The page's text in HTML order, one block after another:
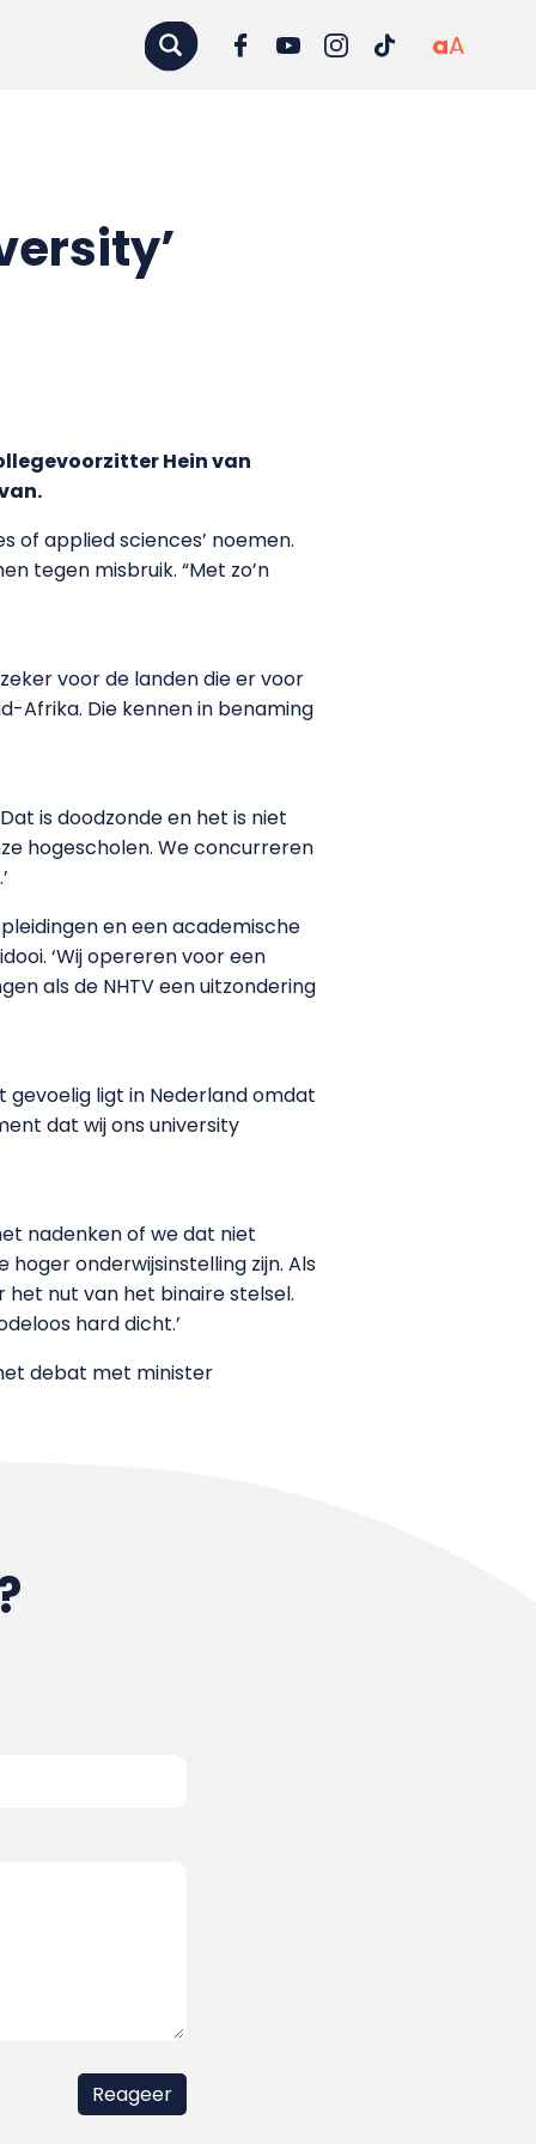
aA
Hein van
of applied sciences’ noemen.
tegen misbruik. “Met zo’n
voor de landen die er voor
Afrika. Die kennen in benaming
is doodzonde en het is niet
hogescholen. We concurreren
en een academische
‘Wij opereren voor een
als de NHTV een uitzondering
gevoelig ligt in Nederland omdat
dat wij ons university
nadenken of we dat niet
onderwijsinstelling zijn. Als
het nut van het binaire stelsel.
hard dicht.’
debat met minister